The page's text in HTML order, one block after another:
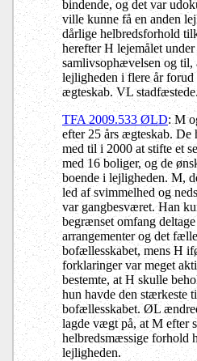
bindende, og det var
ville kunne få en anden
dårlige helbredsforhold
herefter H lejemålet
samlivsophævelsen og til,
lejligheden i flere år
ægteskab. VL
TFA 2009.533 ØLD: M
efter 25 års ægteskab. De
med til i 2000 at stifte et
med 16 boliger, og de
boende i lejligheden. M,
led af svimmelhed og
var gangbesværet. Han
begrænset omfang
arrangementer og det
bofællesskabet, mens H
forklaringer var meget
bestemte, at H skulle
hun havde den stærkeste
bofællesskabet. ØL
lagde vægt på, at M efter
helbredsmæssige forhold
lejligheden.